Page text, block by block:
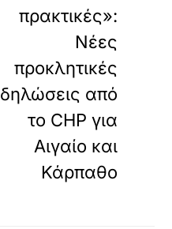
πρακτικές»:
Νέες
προκλητικές
δηλώσεις από
το CHP για
Αιγαίο και
Κάρπαθο